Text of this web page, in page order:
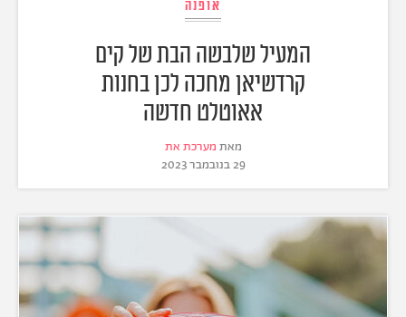
אופנה
המעיל שלבשה הבת של קים
קרדשיאן מחכה לכן בחנות
אאוטלט חדשה
מאת מערכת את
29 בנובמבר 2023